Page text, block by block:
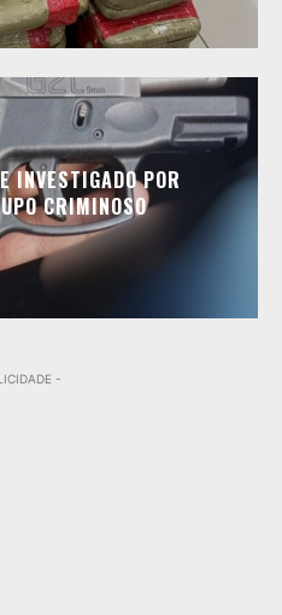
INVESTIGADO POR
CRIMINOSO
-